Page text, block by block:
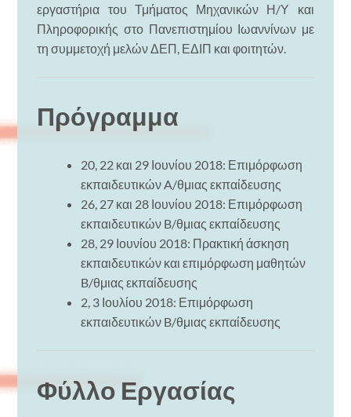
εργαστήρια του Τμήματος Μηχανικών Η/Υ και
Πληροφορικής στο Πανεπιστημίου Ιωαννίνων με
τη συμμετοχή μελών ΔΕΠ, ΕΔΙΠ και φοιτητών.
Πρόγραμμα
20, 22 και 29 Ιουνίου 2018: Επιμόρφωση
εκπαιδευτικών A/θμιας εκπαίδευσης
26, 27 και 28 Ιουνίου 2018: Επιμόρφωση
εκπαιδευτικών B/θμιας εκπαίδευσης
28, 29 Ιουνίου 2018: Πρακτική άσκηση
εκπαιδευτικών και επιμόρφωση μαθητών
B/θμιας εκπαίδευσης
2, 3 Ιουλίου 2018: Επιμόρφωση
εκπαιδευτικών B/θμιας εκπαίδευσης
Φύλλο Εργασίας